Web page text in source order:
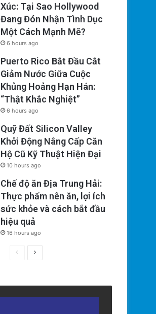
Xúc: Tại Sao Hollywood
Đang Đón Nhận Tình Dục
Một Cách Mạnh Mẽ?
6 hours ago
Puerto Rico Bắt Đầu Cắt
Giảm Nước Giữa Cuộc
Khủng Hoảng Hạn Hán:
“Thật Khắc Nghiệt”
6 hours ago
Quỹ Đất Silicon Valley
Khởi Động Nâng Cấp Căn
Hộ Cũ Kỹ Thuật Hiện Đại
10 hours ago
Chế độ ăn Địa Trung Hải:
Thực phẩm nên ăn, lợi ích
sức khỏe và cách bắt đầu
hiệu quả
16 hours ago
PreviousNext